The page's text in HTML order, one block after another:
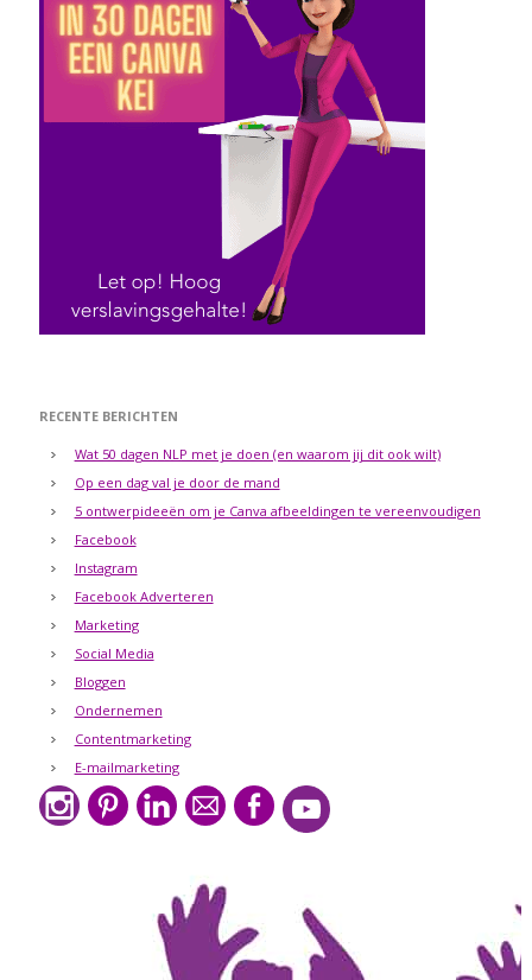
RECENTE BERICHTEN
Wat 50 dagen NLP met je doen (en waarom jij dit ook wilt)
Op een dag val je door de mand
5 ontwerpideeën om je Canva afbeeldingen te vereenvoudigen
Facebook
Instagram
Facebook Adverteren
Marketing
Social Media
Bloggen
Ondernemen
Contentmarketing
E-mailmarketing